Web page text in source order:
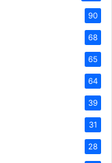
90
68
65
64
39
31
28